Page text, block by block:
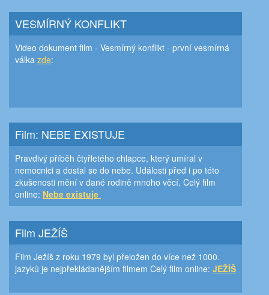
VESMÍRNÝ KONFLIKT
Video dokument film - Vesmírný konflikt - první vesmírná
válka zde:
Film: NEBE EXISTUJE
Pravdivý příběh čtyřletého chlapce, který umíral v
nemocnici a dostal se do nebe. Události před i po této
zkušenosti mění v dané rodině mnoho věcí. Celý film
online: Nebe existuje
Film JEŽÍŠ
Film Ježíš z roku 1979 byl přeložen do více než 1000.
jazyků je nejpřekládanějším filmem Celý film online: JEŽÍŠ